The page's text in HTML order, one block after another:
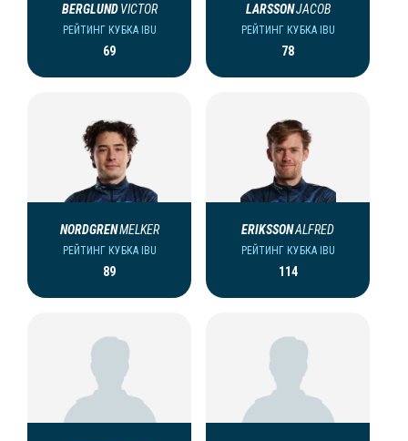
BERGLUND VICTOR
РЕЙТИНГ КУБКА IBU
69
LARSSONJACOB
РЕЙТИНГ КУБКА IBU
78
NORDGRENMELKER
РЕЙТИНГ КУБКА IBU
89
ERIKSSONALFRED
РЕЙТИНГ КУБКА IBU
114